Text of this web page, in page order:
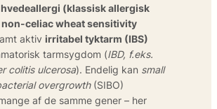
hvedeallergi (klassisk allergisk
non-celiac wheat sensitivity
aktiv irritabel tyktarm (IBS)
tarmsygdom (IBD, f.eks.
colitis ulcerosa). Endelig kan small
overgrowth(SIBO)
af de samme gener – her